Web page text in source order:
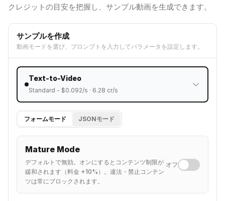
クレジットの目安を把握し、サンプル動画を生成できます。
サンプルを作成
動画モードを選び、プロンプトを入力してパラメータを設定します。
Text-to-Video
Standard - $0.092/s · 6.28 cr/s
フォームモード JSONモード
Mature Mode
デフォルトで無効。オンにするとコンテンツ制限が
緩和されます（料金 +10%）。違法・禁止コンテン
ツは常にブロックされます。
オフ